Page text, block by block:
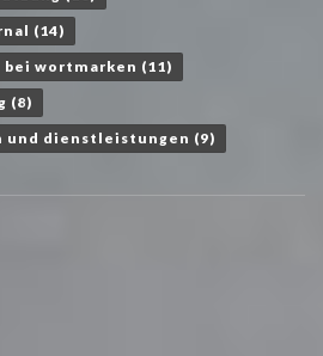
(14)
wortmarken (11)
(8)
und dienstleistungen (9)